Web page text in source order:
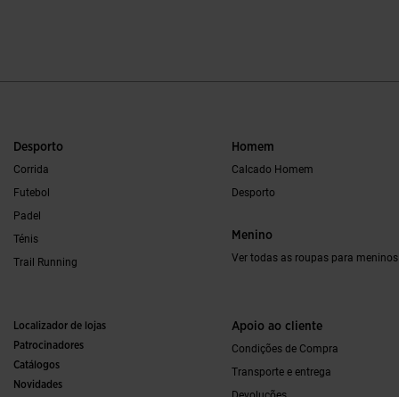
Desporto
Corrida
Futebol
Padel
Ténis
Trail Running
Homem
Calcado Homem
Desporto
Menino
Ver todas as roupas para meninos
Localizador de lojas
Patrocinadores
Catálogos
Novidades
Apoio ao cliente
Condições de Compra
Transporte e entrega